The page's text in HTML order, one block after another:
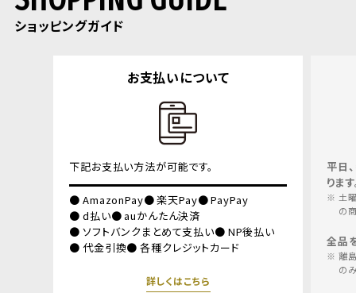
ショッピングガイド
配送について
平日、午前10時までのご注文は当日出荷とな
ります。
土曜、日曜、祝祭日、夏季休暇、年末年始、GWなど
の商品発送はお休みとなります。
全品を全国送料無料にてお届け
離島、沖縄県への大型商品（ドッグベッド）配送時
商品
てお
商品
いた
内に